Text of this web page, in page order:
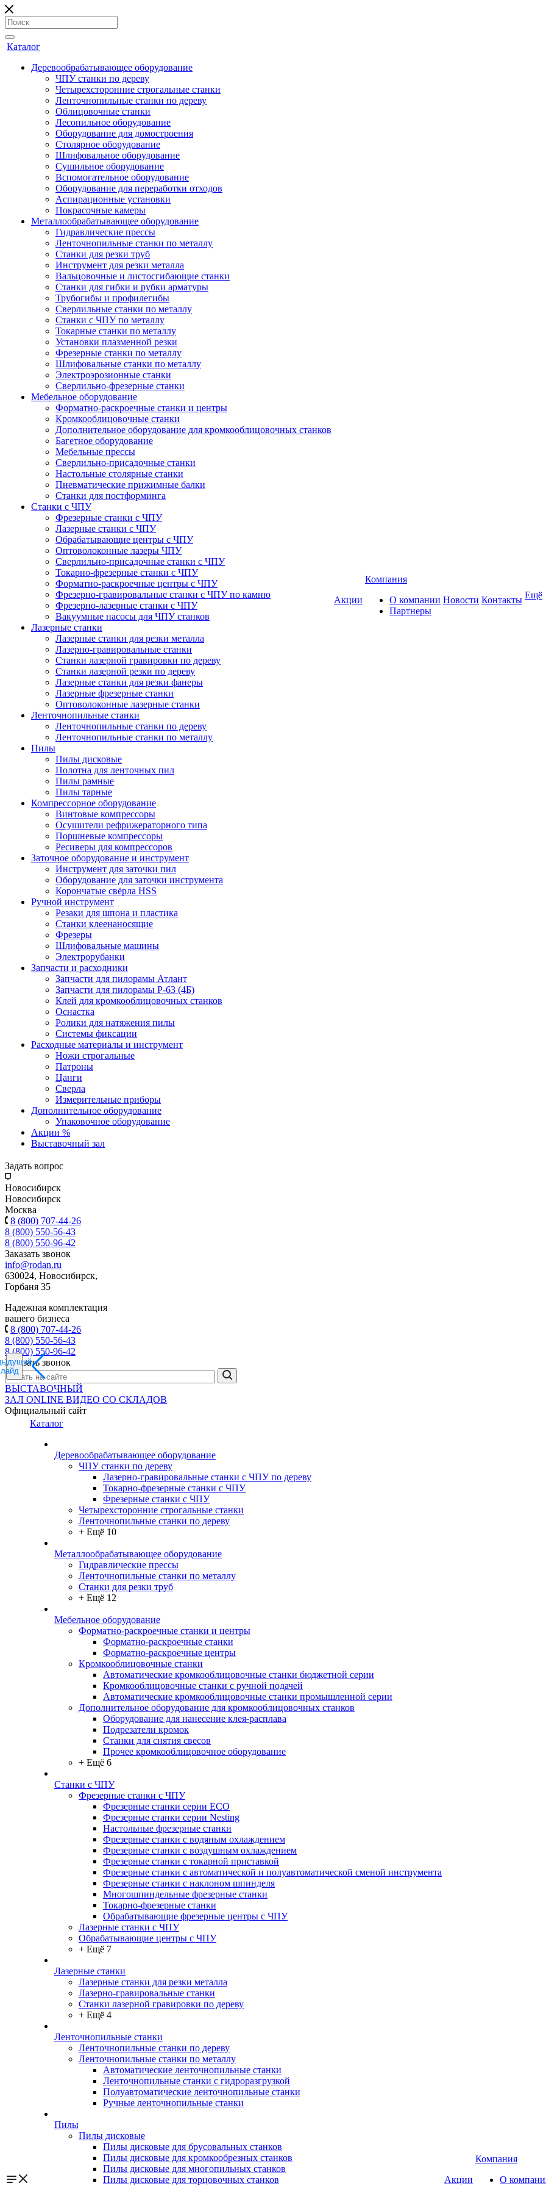
Каталог
Деревообрабатывающее оборудование
ЧПУ станки по дереву
Четырехсторонние строгальные станки
Ленточнопильные станки по дереву
Облицовочные станки
Лесопильное оборудование
Оборудование для домостроения
Столярное оборудование
Шлифовальное оборудование
Сушильное оборудование
Вспомогательное оборудование
Оборудование для переработки отходов
Аспирационные установки
Покрасочные камеры
Металлообрабатывающее оборудование
Гидравлические прессы
Ленточнопильные станки по металлу
Станки для резки труб
Инструмент для резки металла
Вальцовочные и листосгибающие станки
Станки для гибки и рубки арматуры
Трубогибы и профилегибы
Сверлильные станки по металлу
Станки с ЧПУ по металлу
Токарные станки по металлу
Установки плазменной резки
Фрезерные станки по металлу
Шлифовальные станки по металлу
Электроэрозионные станки
Сверлильно-фрезерные станки
Мебельное оборудование
Форматно-раскроечные станки и центры
Кромкооблицовочные станки
Дополнительное оборудование для кромкооблицовочных станков
Багетное оборудование
Мебельные прессы
Сверлильно-присадочные станки
Настольные столярные станки
Пневматические прижимные балки
Станки для постформинга
Станки с ЧПУ
Фрезерные станки с ЧПУ
Лазерные станки с ЧПУ
Обрабатывающие центры с ЧПУ
Оптоволоконные лазеры ЧПУ
Сверлильно-присадочные станки с ЧПУ
Токарно-фрезерные станки с ЧПУ
Форматно-раскроечные центры с ЧПУ
Фрезерно-гравировальные станки с ЧПУ по камню
Фрезерно-лазерные станки с ЧПУ
Вакуумные насосы для ЧПУ станков
Лазерные станки
Лазерные станки для резки металла
Лазерно-гравировальные станки
Станки лазерной гравировки по дереву
Станки лазерной резки по дереву
Лазерные станки для резки фанеры
Лазерные фрезерные станки
Оптоволоконные лазерные станки
Ленточнопильные станки
Ленточнопильные станки по дереву
Ленточнопильные станки по металлу
Пилы
Пилы дисковые
Полотна для ленточных пил
Пилы рамные
Пилы тарные
Компрессорное оборудование
Винтовые компрессоры
Осушители рефрижераторного типа
Поршневые компрессоры
Ресиверы для компрессоров
Заточное оборудование и инструмент
Инструмент для заточки пил
Оборудование для заточки инструмента
Корончатые свёрла HSS
Ручной инструмент
Резаки для шпона и пластика
Станки клеенаносящие
Фрезеры
Шлифовальные машины
Электрорубанки
Запчасти и расходники
Запчасти для пилорамы Атлант
Запчасти для пилорамы Р-63 (4Б)
Клей для кромкооблицовочных станков
Оснастка
Ролики для натяжения пилы
Системы фиксации
Расходные материалы и инструмент
Ножи строгальные
Патроны
Цанги
Сверла
Измерительные приборы
Дополнительное оборудование
Упаковочное оборудование
Акции %
Выставочный зал
Акции
Компания
О компании
Партнеры
Новости Контакты Ещё
Задать вопрос
Новосибирск
Новосибирск
Москва
8 (800) 707-44-26
8 (800) 550-56-43
8 (800) 550-96-42
Заказать звонок
info@rodan.ru
630024, Новосибирск,
Горбаня 35
Надежная комплектация
вашего бизнеса
8 (800) 707-44-26
8 (800) 550-56-43
8 (800) 550-96-42
Заказать звонок
ВЫСТАВОЧНЫЙ
ЗАЛ ONLINE ВИДЕО СО СКЛАДОВ
Официальный сайт
Каталог
Деревообрабатывающее оборудование
ЧПУ станки по дереву
Лазерно-гравировальные станки с ЧПУ по дереву
Токарно-фрезерные станки с ЧПУ
Фрезерные станки с ЧПУ
Четырехсторонние строгальные станки
Ленточнопильные станки по дереву
+ Ещё 10
Металлообрабатывающее оборудование
Гидравлические прессы
Ленточнопильные станки по металлу
Станки для резки труб
+ Ещё 12
Мебельное оборудование
Форматно-раскроечные станки и центры
Форматно-раскроечные станки
Форматно-раскроечные центры
Кромкооблицовочные станки
Автоматические кромкооблицовочные станки бюджетной серии
Кромкооблицовочные станки с ручной подачей
Автоматические кромкооблицовочные станки промышленной серии
Дополнительное оборудование для кромкооблицовочных станков
Оборудование для нанесение клея-расплава
Подрезатели кромок
Станки для снятия свесов
Прочее кромкооблицовочное оборудование
+ Ещё 6
Станки с ЧПУ
Фрезерные станки с ЧПУ
Фрезерные станки серии ECO
Фрезерные станки серии Nesting
Настольные фрезерные станки
Фрезерные станки с водяным охлаждением
Фрезерные станки с воздушным охлаждением
Фрезерные станки с токарной приставкой
Фрезерные станки с автоматической и полуавтоматической сменой инструмента
Фрезерные станки с наклоном шпинделя
Многошпиндельные фрезерные станки
Токарно-фрезерные станки
Обрабатывающие фрезерные центры с ЧПУ
Лазерные станки с ЧПУ
Обрабатывающие центры с ЧПУ
+ Ещё 7
Лазерные станки
Лазерные станки для резки металла
Лазерно-гравировальные станки
Станки лазерной гравировки по дереву
+ Ещё 4
Ленточнопильные станки
Ленточнопильные станки по дереву
Ленточнопильные станки по металлу
Автоматические ленточнопильные станки
Ленточнопильные станки с гидроразгрузкой
Полуавтоматические ленточнопильные станки
Ручные ленточнопильные станки
Пилы
Пилы дисковые
Пилы дисковые для брусовальных станков
Пилы дисковые для кромкообрезных станков
Пилы дисковые для многопильных станков
Пилы дисковые для торцовочных станков
Акции
Компания
О